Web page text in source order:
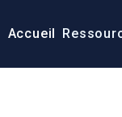
Accueil